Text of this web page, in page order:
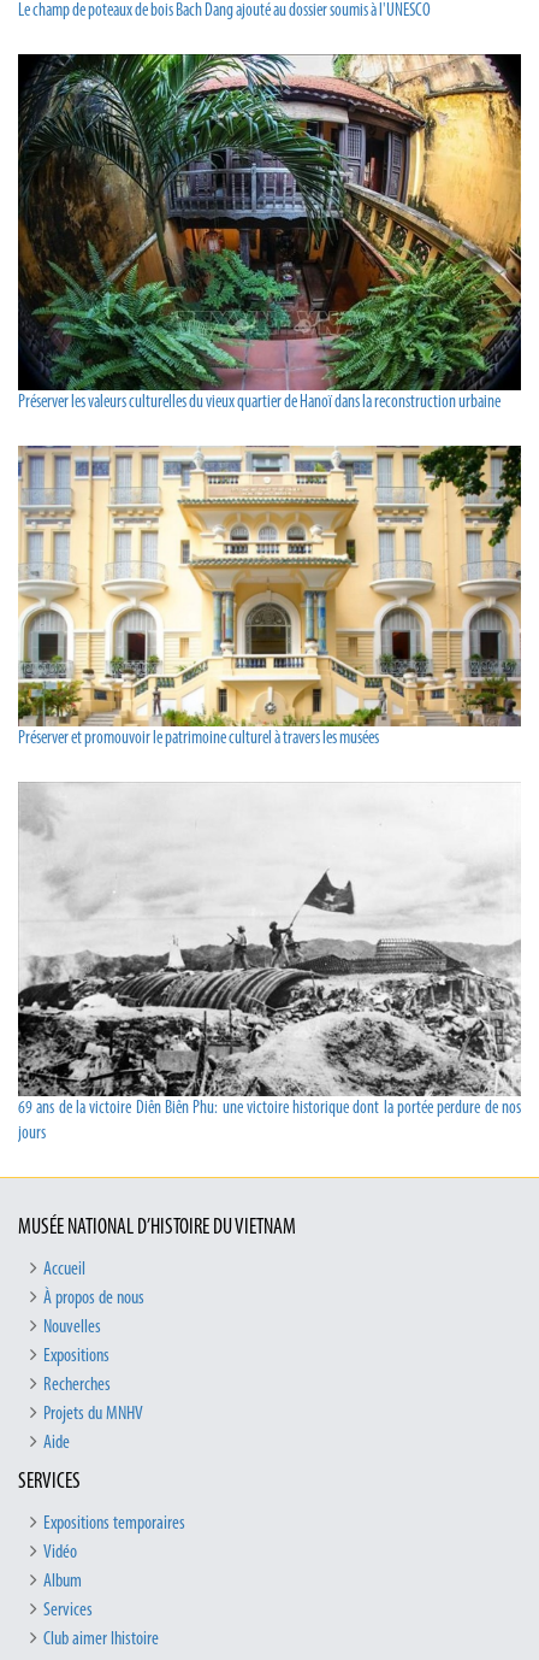
Le champ de poteaux de bois Bach Dang ajouté au dossier soumis à l'UNESCO
Préserver les valeurs culturelles du vieux quartier de Hanoï dans la reconstruction urbaine
Préserver et promouvoir le patrimoine culturel à travers les musées
69 ans de la victoire Diên Biên Phu: une victoire historique dont la portée perdure de nos
jours
MUSÉE NATIONAL D’HISTOIRE DU VIETNAM
Accueil
À propos de nous
Nouvelles
Expositions
Recherches
Projets du MNHV
Aide
SERVICES
Expositions temporaires
Vidéo
Album
Services
Club aimer lhistoire